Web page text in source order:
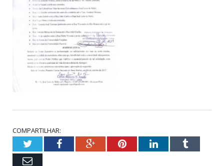
COMPARTILHAR:
TwitterFacebookGoogle+PinterestLinkedInTumblr
Email